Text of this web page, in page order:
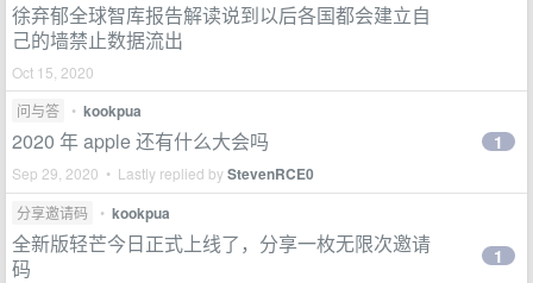
徐弃郁全球智库报告解读说到以后各国都会建立自
己的墙禁止数据流出
Oct 15, 2020
问与答
• kookpua
2020 年 apple 还有什么大会吗
Sep 29, 2020 • Lastly replied byStevenRCE0
1
分享邀请码 • kookpua
全新版轻芒今日正式上线了，分享一枚无限次邀请
码
1